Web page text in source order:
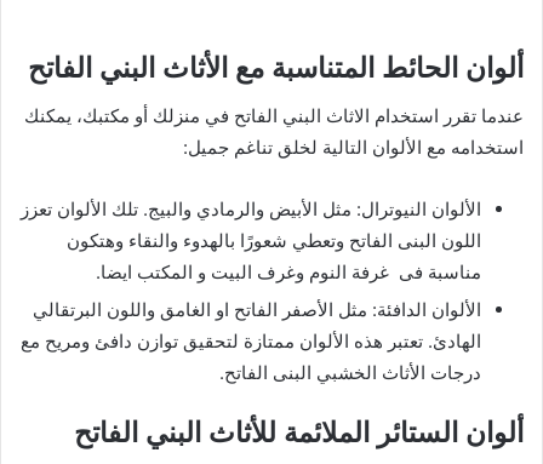
ألوان الحائط المتناسبة مع الأثاث البني الفاتح
عندما تقرر استخدام الاثاث البني الفاتح في منزلك أو مكتبك، يمكنك
استخدامه مع الألوان التالية لخلق تناغم جميل:
الألوان النيوترال: مثل الأبيض والرمادي والبيج. تلك الألوان تعزز
اللون البنى الفاتح وتعطي شعورًا بالهدوء والنقاء وهتكون
مناسبة فى غرفة النوم وغرف البيت و المكتب ايضا.
الألوان الدافئة: مثل الأصفر الفاتح او الغامق واللون البرتقالي
الهادئ. تعتبر هذه الألوان ممتازة لتحقيق توازن دافئ ومريح مع
درجات الأثاث الخشبي البنى الفاتح.
ألوان الستائر الملائمة للأثاث البني الفاتح